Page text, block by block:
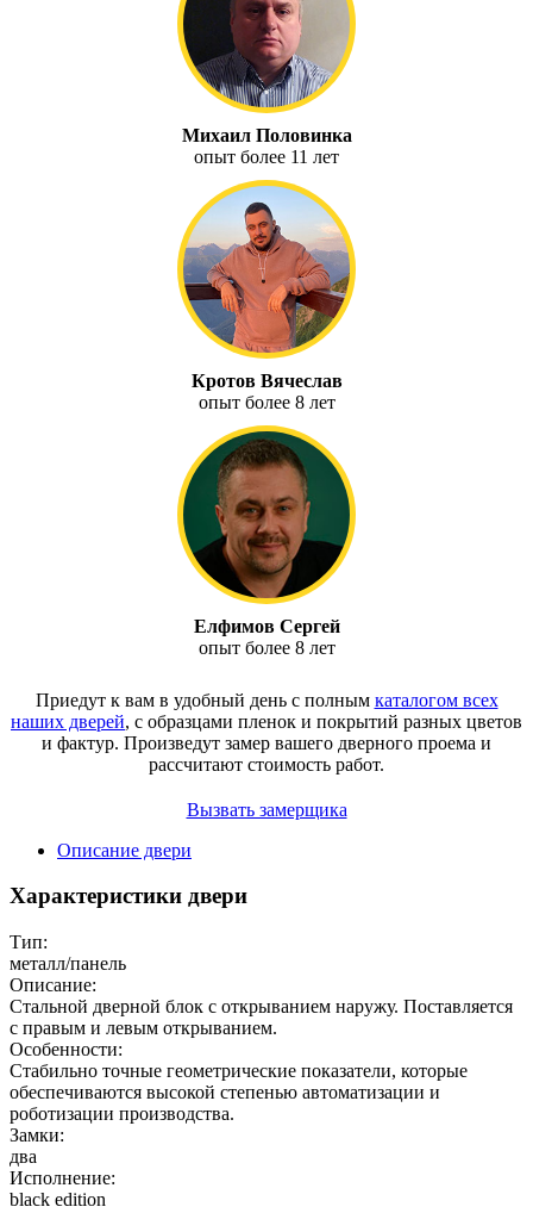
Михаил Половинка
опыт более 11 лет
Кротов Вячеслав
опыт более 8 лет
Елфимов Сергей
опыт более 8 лет
Приедут к вам в удобный день с полным каталогом всех
наших дверей, с образцами пленок и покрытий разных цветов
и фактур. Произведут замер вашего дверного проема и
рассчитают стоимость работ.
Вызвать замерщика
Описание двери
Характеристики двери
Тип:
металл/панель
Описание:
Стальной дверной блок с открыванием наружу. Поставляется
с правым и левым открыванием.
Особенности:
Стабильно точные геометрические показатели, которые
обеспечиваются высокой степенью автоматизации и
роботизации производства.
Замки:
два
Исполнение:
black edition